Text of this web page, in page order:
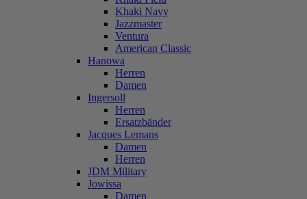
Khaki Navy
Jazzmaster
Ventura
American Classic
Hanowa
Herren
Damen
Ingersoll
Herren
Ersatzbänder
Jacques Lemans
Damen
Herren
JDM Military
Jowissa
Damen